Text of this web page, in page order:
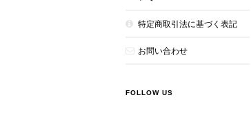
特定商取引法に基づく表記
お問い合わせ
FOLLOW US